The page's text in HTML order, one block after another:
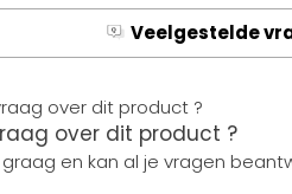
Q Veelgestelde
over dit product ?
en kan al je vragen